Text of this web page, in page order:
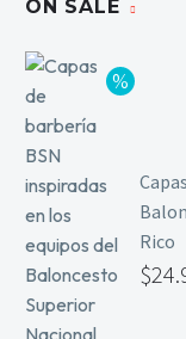
ON SALE
Rico
$